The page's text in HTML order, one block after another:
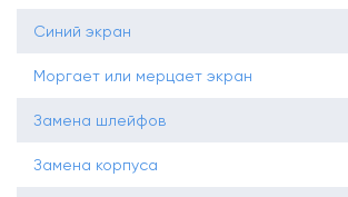
Синий экран
Моргает или мерцает экран
Замена шлейфов
Замена корпуса